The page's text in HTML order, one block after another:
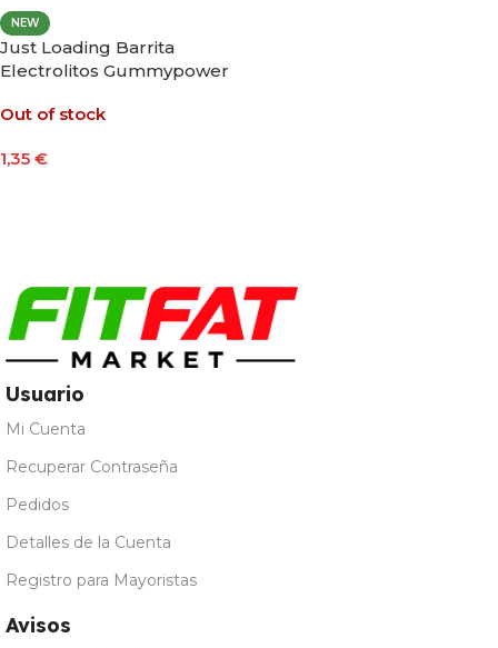
NEW
Just Loading Barrita
Electrolitos Gummypower
Out of stock
1,35 €
Usuario
Mi Cuenta
Recuperar Contraseña
Pedidos
Detalles de la Cuenta
Registro para Mayoristas
Avisos